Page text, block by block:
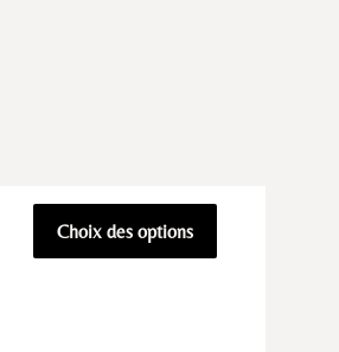
Choix des options